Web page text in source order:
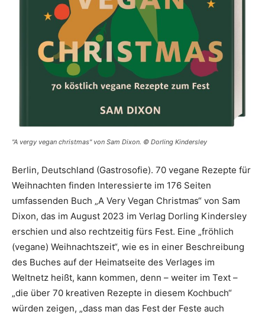
"A vergy vegan christmas" von Sam Dixon. © Dorling Kindersley
Berlin, Deutschland (Gastrosofie). 70 vegane Rezepte für
Weihnachten finden Interessierte im 176 Seiten
umfassenden Buch „A Very Vegan Christmas“ von Sam
Dixon, das im August 2023 im Verlag Dorling Kindersley
erschien und also rechtzeitig fürs Fest. Eine „fröhlich
(vegane) Weihnachtszeit“, wie es in einer Beschreibung
des Buches auf der Heimatseite des Verlages im
Weltnetz heißt, kann kommen, denn – weiter im Text –
„die über 70 kreativen Rezepte in diesem Kochbuch“
würden zeigen, „dass man das Fest der Feste auch